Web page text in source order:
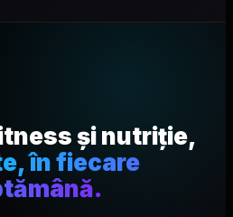
și nutriție,
în fiecare